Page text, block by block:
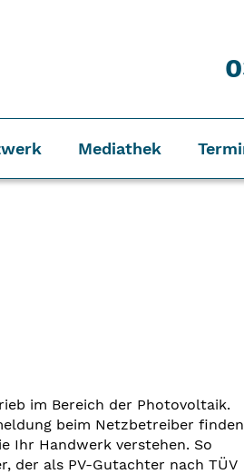
Mediathek
im Bereich der Photovoltaik.
beim Netzbetreiber finden
Ihr Handwerk verstehen. So
der als PV-Gutachter nach TÜV